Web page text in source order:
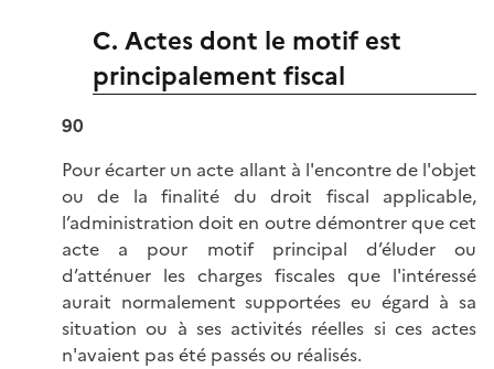
C. Actes dont le motif est
principalement fiscal
90
Pour écarter un acte allant à l'encontre de l'objet
ou de la finalité du droit fiscal applicable,
l’administration doit en outre démontrer que cet
acte a pour motif principal d’éluder ou
d’atténuer les charges fiscales que l'intéressé
aurait normalement supportées eu égard à sa
situation ou à ses activités réelles si ces actes
n'avaient pas été passés ou réalisés.